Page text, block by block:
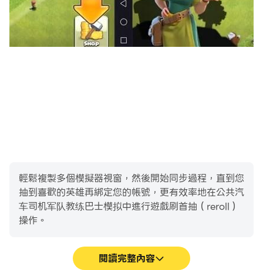
队士兵在军队货运巴士驾驶游戏的街道公路驾驶任务中的明
确点
輕鬆複製多個模擬器視窗，然後開始同步過程，直到您
抽到喜歡的英雄再綁定您的帳號，更有效率地在公共汽
车司机军队教练巴士模拟中進行遊戲刷首抽（reroll）
操作。
閱讀完整內容